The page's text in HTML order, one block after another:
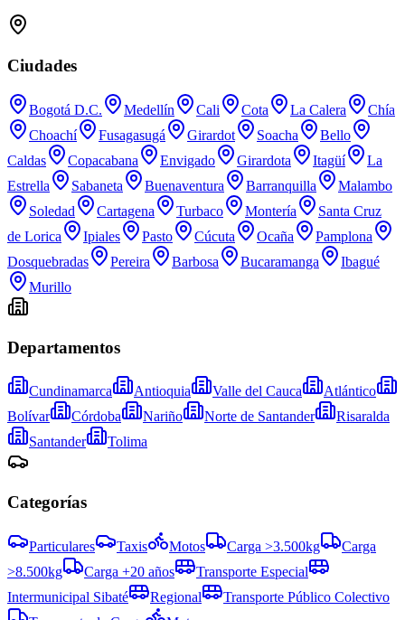
Ciudades
Bogotá D.C. Medellín Cali Cota La Calera
Chía
Choachí
Fusagasugá Girardot Soacha
Bello
Caldas
Copacabana Envigado Girardota Itagüí
La
Estrella
Sabaneta Buenaventura Barranquilla
Malambo
Soledad
Cartagena Turbaco Montería
Santa Cruz
de Lorica
Ipiales Pasto Cúcuta Ocaña
Pamplona
Dosquebradas
Pereira Barbosa Bucaramanga
Ibagué
Murillo
Departamentos
Cundinamarca Antioquia Valle del Cauca
Atlántico
Bolívar
Córdoba Nariño Norte de Santander
Risaralda
Santander
Tolima
Categorías
Particulares Taxis Motos Carga >3.500kg
Carga
>8.500kg
Carga +20 años
Transporte Especial
Intermunicipal Sibaté
Regional
Transporte Público Colectivo